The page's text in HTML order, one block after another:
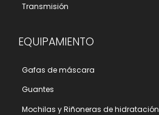
Transmisión
EQUIPAMIENTO
Gafas de máscara
Guantes
Mochilas y Riñoneras de hidratación